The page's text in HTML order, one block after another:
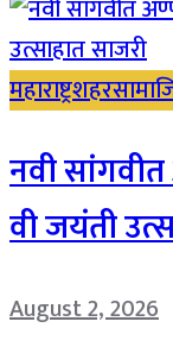
महाराष्ट्रशहर
नवी
वी जयंती
August 2, 2026